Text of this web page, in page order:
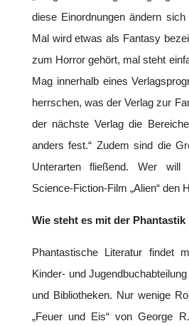
diese Einordnungen ändern sich
Mal wird etwas als Fantasy
zum Horror gehört, mal steht
Mag innerhalb eines
herrschen, was der Verlag zur
der nächste Verlag die
anders fest.“ Zudem sind die
Unterarten fließend. Wer will
Science-Fiction-Film „Alien“ den
Wie steht es mit der
Phantastische Literatur findet
Kinder- und
und Bibliotheken. Nur wenige
„Feuer und Eis“ von George